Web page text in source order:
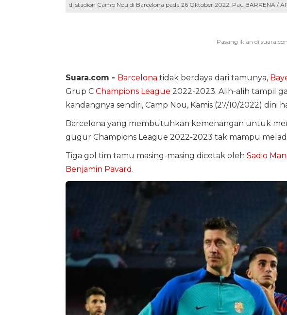
di stadion Camp Nou di Barcelona pada 26 Oktober 2022. Pau BARRENA /
Suara.com - Barcelona tidak berdaya dari tamunya,
Grup C Champions League 2022-2023. Alih-alih tampil
kandangnya sendiri, Camp Nou, Kamis (27/10/2022) dini
Barcelona yang membutuhkan kemenangan untuk
gugur Champions League 2022-2023 tak mampu
Tiga gol tim tamu masing-masing dicetak oleh Sadio
Benjamin Pavard .